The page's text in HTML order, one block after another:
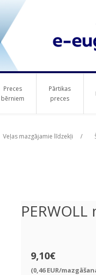
Preces
bērniem
Pārtikas
preces
Veļas mazgājamie līdzekļi /
9,10€
(0,46 EUR/